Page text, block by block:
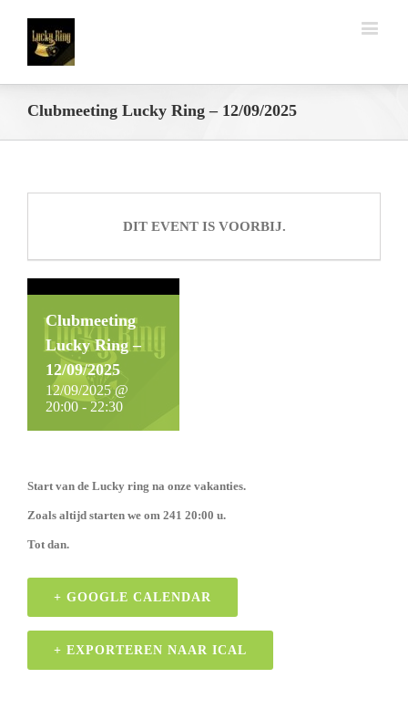
Clubmeeting Lucky Ring – 12/09/2025
DIT EVENT IS VOORBIJ.
Clubmeeting
Lucky Ring –
12/09/2025
12/09/2025 @
20:00 -22:30
Start van de Lucky ring na onze vakanties.
Zoals altijd starten we om 241 20:00 u.
Tot dan.
+ GOOGLE CALENDAR
+ EXPORTEREN NAAR ICAL